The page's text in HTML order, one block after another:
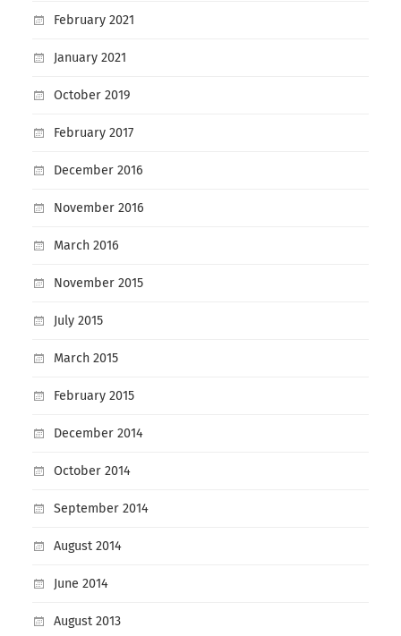
February 2021
January 2021
October 2019
February 2017
December 2016
November 2016
March 2016
November 2015
July 2015
March 2015
February 2015
December 2014
October 2014
September 2014
August 2014
June 2014
August 2013